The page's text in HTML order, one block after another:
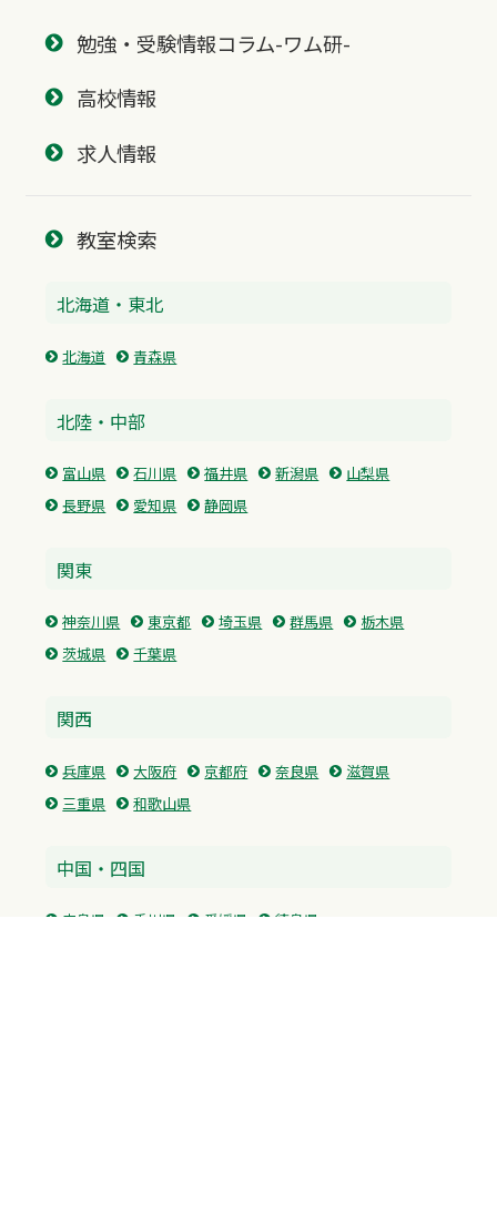
勉強・受験情報コラム-ワム研-
高校情報
求人情報
教室検索
北海道・東北
北海道 青森県
北陸・中部
富山県 石川県 福井県 新潟県
山梨県
長野県
愛知県 静岡県
関東
神奈川県 東京都 埼玉県 群馬県
栃木県
茨城県
千葉県
関西
兵庫県 大阪府 京都府 奈良県
滋賀県
三重県
和歌山県
中国・四国
広島県 香川県 愛媛県 徳島県